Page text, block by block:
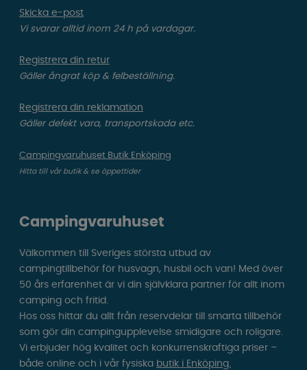
Skicka e-post
Vi svarar alltid inom 24 h på vardagar.
Registrera din retur
Gäller ångrat köp & felbeställning.
Registrera din reklamation
Gäller defekt vara, transportskada etc.
Campingvaruhuset Butik Enköping
Hitta till vår butik & se öppettider
Campingvaruhuset
Välkommen till Sveriges största utbud av
campingtillbehör för husvagn, husbil och van! Med över
50 års erfarenhet är vi din självklara partner för allt inom
camping och fritid.
Hos oss hittar du allt från reservdelar till smarta tillbehör
som gör din campingupplevelse smidigare och roligare.
Vi erbjuder hög kvalitet och konkurrenskraftiga priser –
både online och i vår fysiska butik i Enköping.